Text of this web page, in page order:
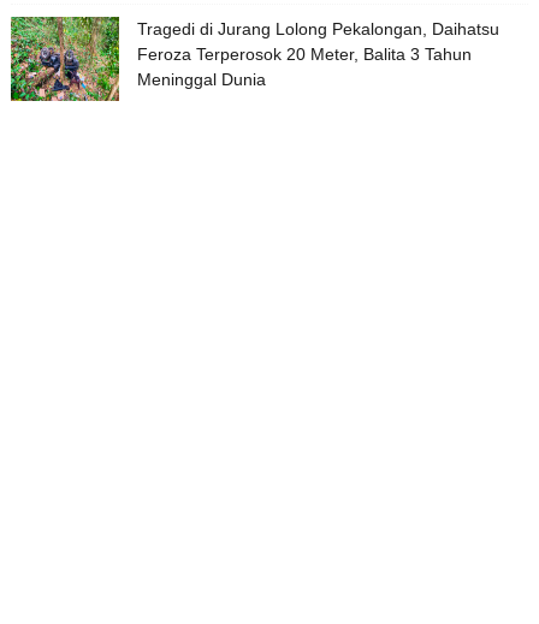
Tragedi di Jurang Lolong Pekalongan, Daihatsu
Feroza Terperosok 20 Meter, Balita 3 Tahun
Meninggal Dunia